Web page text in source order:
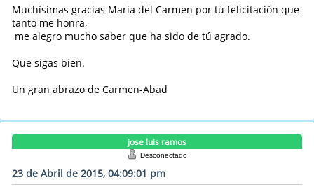
Muchísimas gracias Maria del Carmen por tú felicitación que
tanto me honra,
me alegro mucho saber que ha sido de tú agrado.
Que sigas bien.
Un gran abrazo de Carmen-Abad
jose luis ramos
Desconectado
23 de Abril de 2015, 04:09:01 pm